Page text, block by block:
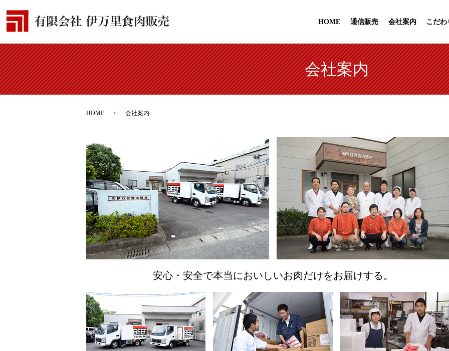
HOME 通信販売 会社案内 こだわ
会社案内
HOME 会社案内
安心・安全で本当においしいお肉だけをお届けする。